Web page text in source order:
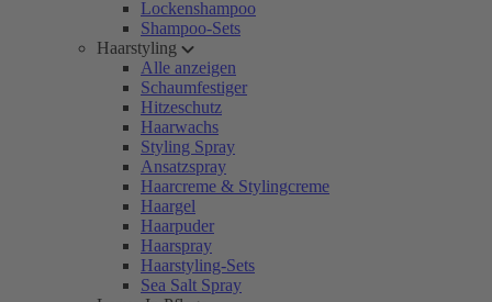
Lockenshampoo
Shampoo-Sets
Haarstyling
Alle anzeigen
Schaumfestiger
Hitzeschutz
Haarwachs
Styling Spray
Ansatzspray
Haarcreme & Stylingcreme
Haargel
Haarpuder
Haarspray
Haarstyling-Sets
Sea Salt Spray